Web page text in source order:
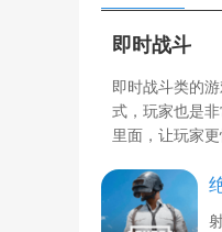
即时战斗
即时战斗类的
式，玩家也是
里面，让玩家更